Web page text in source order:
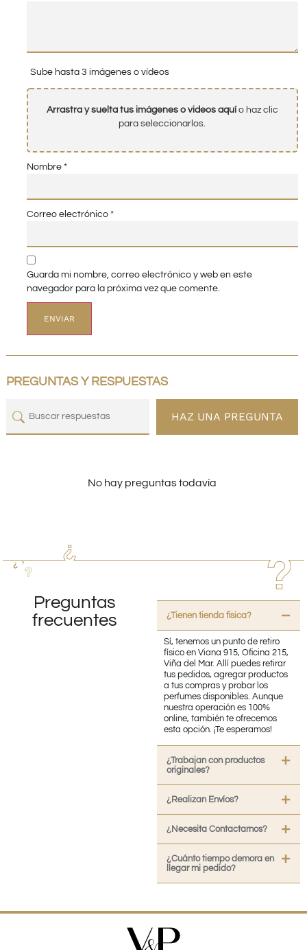
Sube hasta 3 imágenes o vídeos
Arrastra y suelta tus imágenes o videos aquío haz clic
para seleccionarlos.
Nombre *
Correo electrónico *
Guarda mi nombre, correo electrónico y web en este
navegador para la próxima vez que comente.
PREGUNTAS Y RESPUESTAS
HAZ UNA PREGUNTA
No hay preguntas todavía
Preguntas
frecuentes
¿Tienen tienda fisica?
Sí, tenemos un punto de retiro
físico en Viana 915, Oficina 215,
Viña del Mar. Allí puedes retirar
tus pedidos, agregar productos
a tus compras y probar los
perfumes disponibles. Aunque
nuestra operación es 100%
online, también te ofrecemos
esta opción. ¡Te esperamos!
¿Trabajan con productos
originales?
¿Realizan Envíos?
¿Necesita Contactarnos?
¿Cuánto tiempo demora en
llegar mi pedido?